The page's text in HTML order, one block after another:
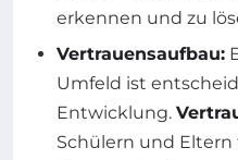
erkennen und zu
Vertrauensaufbau:
Umfeld ist
Entwicklung.
Schülern und